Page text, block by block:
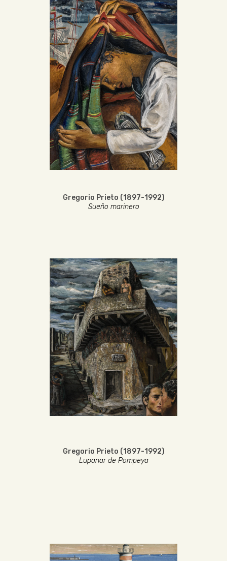
Gregorio Prieto (1897-1992)
Sueño marinero
Gregorio Prieto (1897-1992)
Lupanar de Pompeya